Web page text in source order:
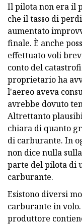
Il pilota non era il
che il tasso di
aumentato
finale. È anche
effettuato voli
conto del
proprietario ha
l'aereo aveva
avrebbe dovuto
Altrettanto
chiara di quanto
di carburante. In
non dice nulla
parte del pilota di
carburante.
Esistono diversi
carburante in
produttore